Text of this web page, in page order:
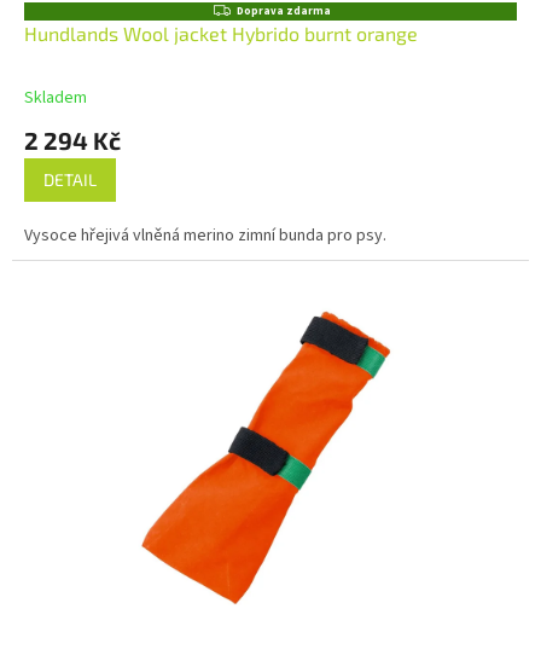
Z
D
A
Doprava zdarma
Hundlands Wool jacket Hybrido burnt orange
Skladem
2 294 Kč
DETAIL
Vysoce hřejivá vlněná merino zimní bunda pro psy.